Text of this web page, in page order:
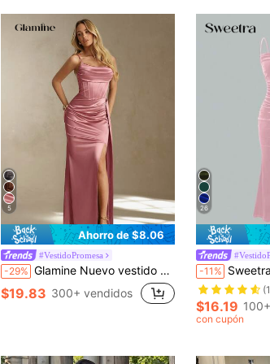
5
Ahorro de $8.06
#VestidoPromesa
-29% Glamine Nuevo vestido camisero largo y elegante para mujer con abertura lateral, de satén rosa y corte ceñido, ideal para el Día de San Valentín y Año Nuevo
$19.83 300+ vendidos
26
-11% Sweetra Vestido casual de mujer de unicolor
$16.19
con cupón